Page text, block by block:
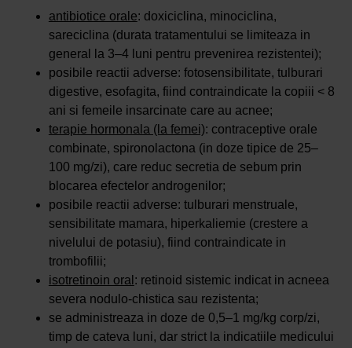
antibiotice orale: doxiciclina, minociclina,
sareciclina (durata tratamentului se limiteaza in
general la 3–4 luni pentru prevenirea rezistentei);
posibile reactii adverse: fotosensibilitate, tulburari
digestive, esofagita, fiind contraindicate la copiii < 8
ani si femeile insarcinate care au acnee;
terapie hormonala (la femei): contraceptive orale
combinate, spironolactona (in doze tipice de 25–
100 mg/zi), care reduc secretia de sebum prin
blocarea efectelor androgenilor;
posibile reactii adverse: tulburari menstruale,
sensibilitate mamara, hiperkaliemie (crestere a
nivelului de potasiu), fiind contraindicate in
trombofilii;
isotretinoin oral : retinoid sistemic indicat in acneea
severa nodulo-chistica sau rezistenta;
se administreaza in doze de 0,5–1 mg/kg corp/zi,
timp de cateva luni, dar strict la indicatiile medicului